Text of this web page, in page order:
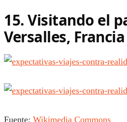
15. Visitando el
Versalles, Francia
Fuente: Wikimedia Commons